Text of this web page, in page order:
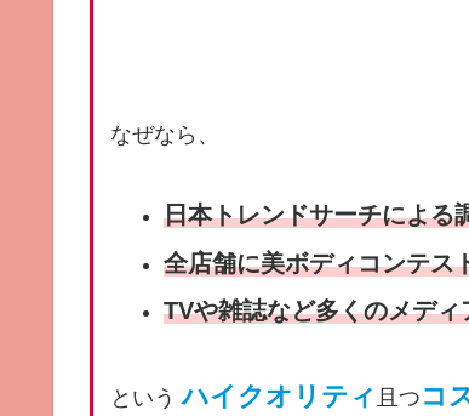
なぜなら、
⽇本トレンドサーチによる
全店舗に美ボディコンテス
TVや雑誌など多くのメデ
というハイクオリティ 且つ コ